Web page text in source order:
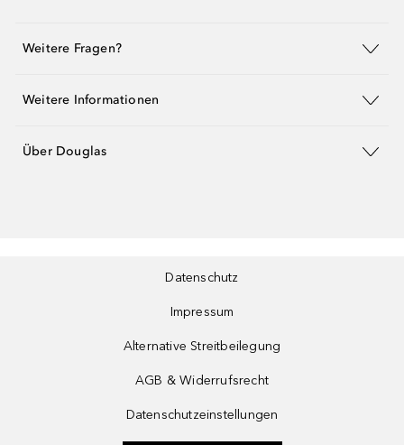
Weitere Fragen?
Weitere Informationen
Über Douglas
Datenschutz
Impressum
Alternative Streitbeilegung
AGB & Widerrufsrecht
Datenschutzeinstellungen